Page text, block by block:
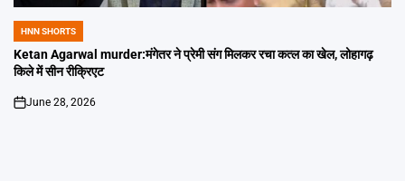
POSTED
IN
HNN SHORTS
Ketan Agarwal murder:मंगेतर ने प्रेमी संग मिलकर रचा कत्ल का खेल, लोहागढ़
किले में सीन रीक्रिएट
on
June 28, 2026